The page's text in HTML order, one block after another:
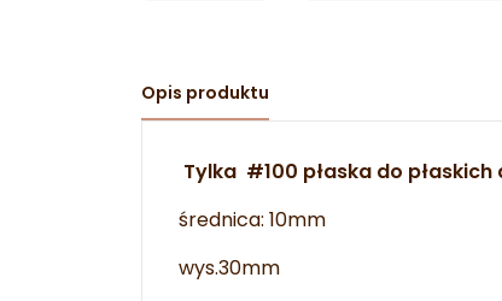
Opis produktu
Tylka #100 płaska do
średnica: 10mm
wys.30mm